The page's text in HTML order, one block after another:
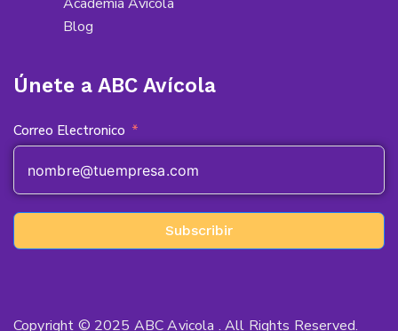
Academia Avícola
Blog
Únete a ABC Avícola
Correo Electronico
Subscribir
Copyright © 2025 ABC Avicola . All Rights Reserved.